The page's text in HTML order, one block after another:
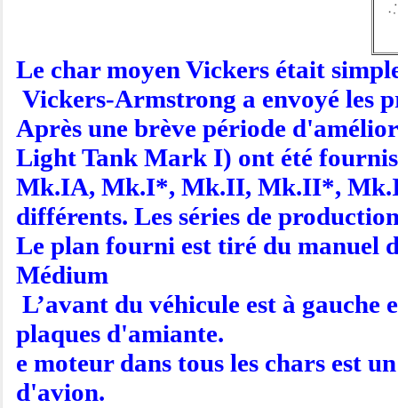
Le char moyen Vickers était
Vickers-Armstrong a envoyé les
Après une brève période
Light Tank Mark I) ont été fournis
Mk.IA, Mk.I*, Mk.II, Mk.II*,
différents. Les séries de
Le plan fourni est tiré du manuel
Médium
L’avant du véhicule est à
plaques d'amiante.
e moteur dans tous les chars est
d'avion.